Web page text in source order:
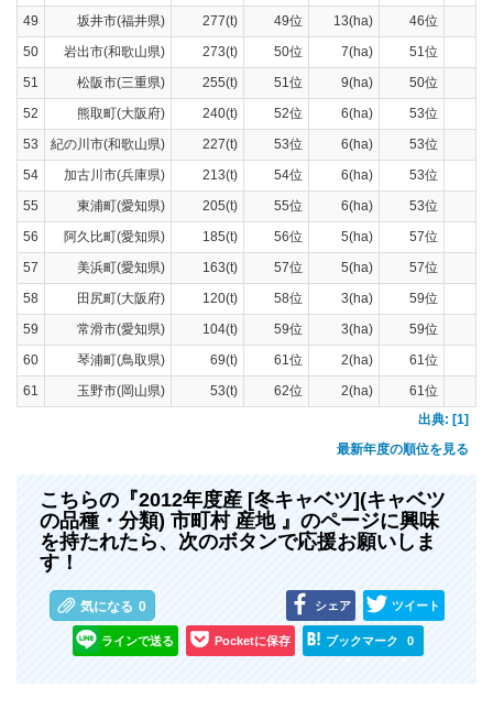
49
坂井市(福井県) 277(t) 49位 13(ha) 46位
50
岩出市(和歌山県) 273(t) 50位 7(ha) 51位
51
松阪市(三重県) 255(t) 51位 9(ha) 50位
52
熊取町(大阪府) 240(t) 52位 6(ha) 53位
53
紀の川市(和歌山県) 227(t) 53位 6(ha) 53位
54
加古川市(兵庫県) 213(t) 54位 6(ha) 53位
55
東浦町(愛知県) 205(t) 55位 6(ha) 53位
56
阿久比町(愛知県) 185(t) 56位 5(ha) 57位
57
美浜町(愛知県) 163(t) 57位 5(ha) 57位
58
田尻町(大阪府) 120(t) 58位 3(ha) 59位
59
常滑市(愛知県) 104(t) 59位 3(ha) 59位
60
琴浦町(鳥取県) 69(t) 61位 2(ha) 61位
61
玉野市(岡山県) 53(t) 62位 2(ha) 61位
出典: [1]
最新年度の順位を見る
こちらの『2012年度産 [冬キャベツ](キャベツ
の品種・分類) 市町村 産地 』のページに興味
を持たれたら、次のボタンで応援お願いしま
す！
気になる 0 シェア ツイート
ラインで送る Pocketに保存 ブックマーク 0